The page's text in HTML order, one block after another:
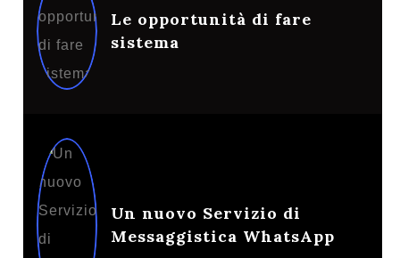
Le opportunità di fare
sistema
Un nuovo Servizio di
Messaggistica WhatsApp